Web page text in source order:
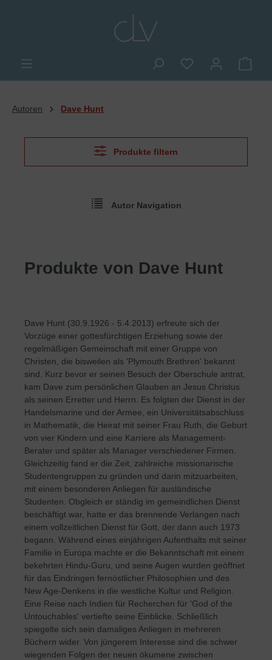
Du hast 0
Autoren Dave Hunt
Produkte filtern
Autor Navigation
Produkte von Dave Hunt
Dave Hunt (30.9.1926 - 5.4.2013) erfreute sich der
Vorzüge einer gottesfürchtigen Erziehung sowie der
regelmäßigen Gemeinschaft mit einer Gruppe von
Christen, die bisweilen als 'Plymouth Brethren' bekannt
sind. Kurz bevor er seinen Besuch der Oberschule antrat,
kam Dave zum persönlichen Glauben an Jesus Christus
als seinen Erretter und Herrn. Es folgten der Dienst in der
Handelsmarine und der Armee, ein Universitätsabschluss
in Mathematik, die Heirat mit seiner Frau Ruth, die Geburt
von vier Kindern und eine Karriere als Management-
Berater und später als Manager verschiedener Firmen.
Gleichzeitig fand er die Zeit, zahlreiche missionarische
Studentengruppen zu gründen und darin mitzuarbeiten,
mit einem besonderen Anliegen für ausländische
Studenten. Obgleich er ständig im gemeindlichen Dienst
beschäftigt war, hatte er das brennende Verlangen nach
einem vollzeitlichen Dienst für Gott, der dann auch 1973
begann. Während eines einjährigen Aufenthalts mit seiner
Familie in Europa machte er die Bekanntschaft mit einem
bekehrten Hindu-Guru, und seine Augen wurden geöffnet
für das Eindringen fernöstlicher Philosophien und des
New Age-Denkens in die westliche Kultur und Religion.
Eine Reise nach Indien für Recherchen für 'God of the
Untouchables' vertiefte seine Einblicke. Schließlich
spiegelte sich sein damaliges Anliegen in mehreren
Büchern wider. Von jüngerem Interesse sind die schwer
wiegenden Folgen der neuen ökumene zwischen